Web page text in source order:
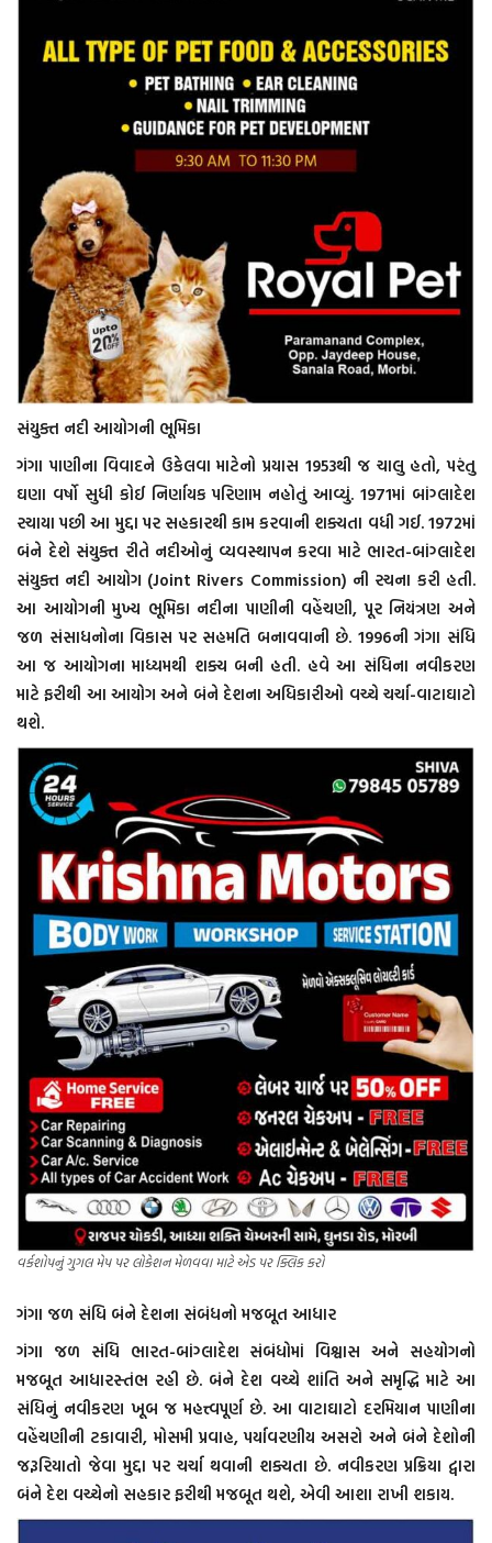
સંયુક્ત નદી આયોગની ભૂમિકા
ગંગા પાણીના વિવાદને ઉકેલવા માટેનો પ્રયાસ 1953થી જ ચાલુ હતો, પરંતુ
ઘણા વર્ષો સુધી કોઈ નિર્ણાયક પરિણામ નહોતું આવ્યું. 1971માં બાંગ્લાદેશ
રચાયા પછી આ મુદ્દા પર સહકારથી કામ કરવાની શક્યતા વધી ગઈ. 1972માં
બંને દેશે સંયુક્ત રીતે નદીઓનું વ્યવસ્થાપન કરવા માટે ભારત-બાંગ્લાદેશ
સંયુક્ત નદી આયોગ (Joint Rivers Commission) ની રચના કરી હતી.
આ આયોગની મુખ્ય ભૂમિકા નદીના પાણીની વહેંચણી, પૂર નિયંત્રણ અને
જળ સંસાધનોના વિકાસ પર સહમતિ બનાવવાની છે. 1996ની ગંગા સંધિ
આ જ આયોગના માધ્યમથી શક્ય બની હતી. હવે આ સંધિના નવીકરણ
માટે ફરીથી આ આયોગ અને બંને દેશના અધિકારીઓ વચ્ચે ચર્ચા-વાટાઘાટો
થશે.
વર્કશોપનું ગુગલ મેપ પર લોકેશન મેળવવા માટે એડ પર ક્લિક કરો
ગંગા જળ સંધિ બંને દેશના સંબંધનો મજબૂત આધાર
ગંગા જળ સંધિ ભારત-બાંગ્લાદેશ સંબંધોમાં વિશ્વાસ અને સહયોગનો
મજબૂત આધારસ્તંભ રહી છે. બંને દેશ વચ્ચે શાંતિ અને સમૃદ્ધિ માટે આ
સંધિનું નવીકરણ ખૂબ જ મહત્ત્વપૂર્ણ છે. આ વાટાઘાટો દરમિયાન પાણીના
વહેંચણીની ટકાવારી, મોસમી પ્રવાહ, પર્યાવરણીય અસરો અને બંને દેશોની
જરૂરિયાતો જેવા મુદ્દા પર ચર્ચા થવાની શક્યતા છે. નવીકરણ પ્રક્રિયા દ્વારા
બંને દેશ વચ્ચેનો સહકાર ફરીથી મજબૂત થશે, એવી આશા રાખી શકાય.